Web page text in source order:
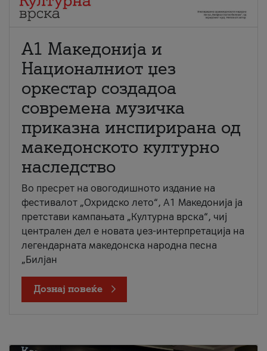
А1 Македонија и
Националниот џез
оркестар создадоа
современа музичка
приказна инспирирана од
македонското културно
наследство
Во пресрет на овогодишното издание на
фестивалот „Охридско лето“, А1 Македонија ја
претстави кампањата „Културна врска“, чиј
централен дел е новата џез-интерпретација на
легендарната македонска народна песна
„Билјан
Дознај повеќе